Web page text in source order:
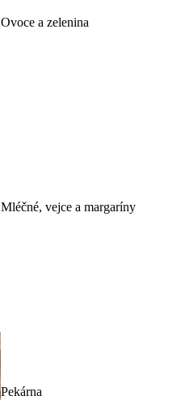
Ovoce a zelenina
Mléčné, vejce a margaríny
Pekárna